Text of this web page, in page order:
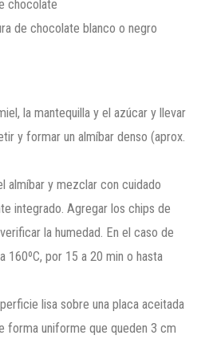
chocolate
de chocolate blanco o negro
la mantequilla y el azúcar y llevar
y formar un almíbar denso (aprox.
almíbar y mezclar con cuidado
integrado. Agregar los chips de
la humedad. En el caso de
160ºC, por 15 a 20 min o hasta
lisa sobre una placa aceitada
forma uniforme que queden 3 cm